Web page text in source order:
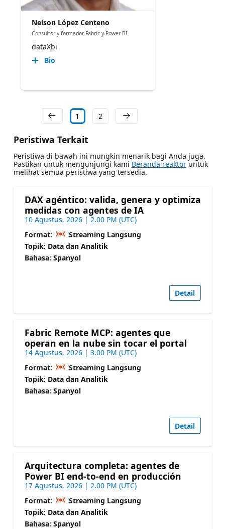
Nelson López Centeno
Consultor y formador Fabric y Power BI
dataXbi
Bio
1 2
Peristiwa Terkait
Peristiwa di bawah ini mungkin menarik bagi Anda juga.
Pastikan untuk mengunjungi kami Beranda reaktoruntuk
melihat semua peristiwa yang tersedia.
DAX agéntico: valida, genera y optimiza
medidas con agentes de IA
10 Agustus, 2026 | 2.00 PM (UTC)
Format:
Streaming Langsung
Topik: Data dan Analitik
Bahasa: Spanyol
Detail
Fabric Remote MCP: agentes que
operan en la nube sin tocar el portal
14 Agustus, 2026 | 3.00 PM (UTC)
Format:
Streaming Langsung
Topik: Data dan Analitik
Bahasa: Spanyol
Detail
Arquitectura completa: agentes de
Power BI end-to-end en producción
17 Agustus, 2026 | 2.00 PM (UTC)
Format:
Streaming Langsung
Topik: Data dan Analitik
Bahasa: Spanyol